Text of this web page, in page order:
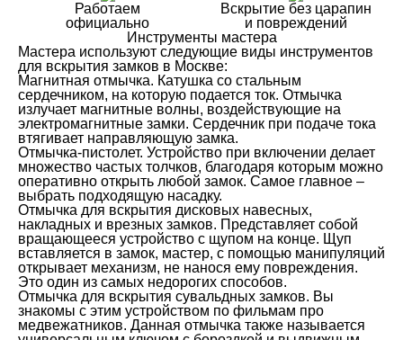
Работаем
официально
Вскрытие без царапин
и повреждений
Инструменты мастера
Мастера используют следующие виды инструментов
для вскрытия замков в Москве:
Магнитная отмычка. Катушка со стальным
сердечником, на которую подается ток. Отмычка
излучает магнитные волны, воздействующие на
электромагнитные замки. Сердечник при подаче тока
втягивает направляющую замка.
Отмычка-пистолет. Устройство при включении делает
множество частых толчков, благодаря которым можно
оперативно открыть любой замок. Самое главное –
выбрать подходящую насадку.
Отмычка для вскрытия дисковых навесных,
накладных и врезных замков. Представляет собой
вращающееся устройство с щупом на конце. Щуп
вставляется в замок, мастер, с помощью манипуляций
открывает механизм, не нанося ему повреждения.
Это один из самых недорогих способов.
Отмычка для вскрытия сувальдных замков. Вы
знакомы с этим устройством по фильмам про
медвежатников. Данная отмычка также называется